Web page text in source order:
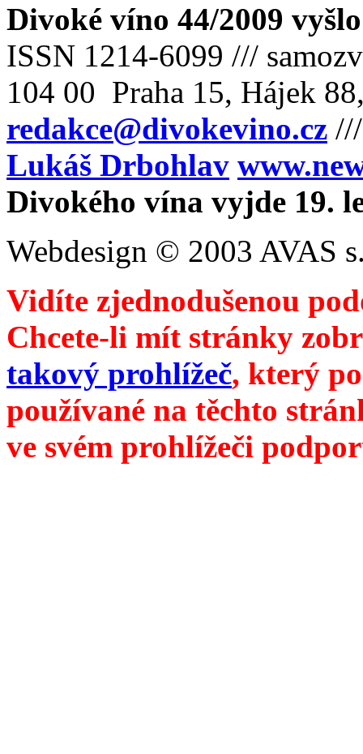
Divoké víno 44/2009
ISSN 1214-6099 ///
104 00 Praha 15, Hájek
redakce@divokevino.cz
Lukáš Drbohlav
Divokého vína vyjde 19.
Webdesign © 2003 AVAS
Vidíte zjednodušenou
Chcete-li mít stránky
takový prohlížeč, který
používané na těchto
ve svém prohlížeči